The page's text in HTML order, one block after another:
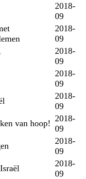
2018-
09
2018-
09
2018-
09
2018-
09
2018-
09
van hoop! 2018-
09
2018-
09
2018-
09